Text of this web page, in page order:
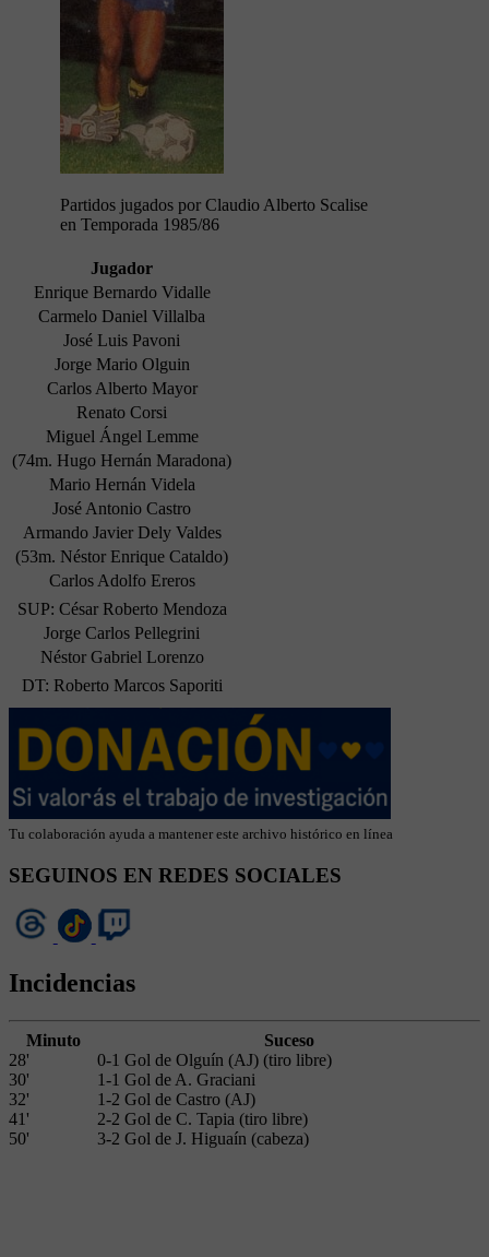
Partidos jugados por Claudio Alberto Scalise
en Temporada 1985/86
Jugador
Enrique Bernardo Vidalle
Carmelo Daniel Villalba
José Luis Pavoni
Jorge Mario Olguin
Carlos Alberto Mayor
Renato Corsi
Miguel Ángel Lemme
(74m. Hugo Hernán Maradona)
Mario Hernán Videla
José Antonio Castro
Armando Javier Dely Valdes
(53m. Néstor Enrique Cataldo)
Carlos Adolfo Ereros
SUP: César Roberto Mendoza
Jorge Carlos Pellegrini
Néstor Gabriel Lorenzo
DT: Roberto Marcos Saporiti
Tu colaboración ayuda a mantener este archivo histórico en línea
SEGUINOS EN REDES SOCIALES
Incidencias
Minuto
Suceso
28'
0-1 Gol de Olguín (AJ) (tiro libre)
30'
1-1 Gol de A. Graciani
32'
1-2 Gol de Castro (AJ)
41'
2-2 Gol de C. Tapia (tiro libre)
50'
3-2 Gol de J. Higuaín (cabeza)